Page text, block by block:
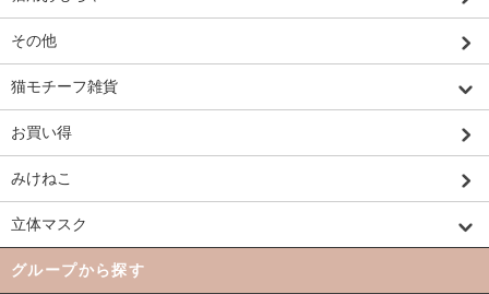
その他
猫モチーフ雑貨
お買い得
みけねこ
立体マスク
グループから探す